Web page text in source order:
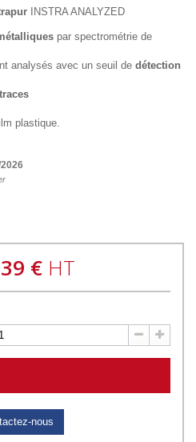
INSTRA ANALYZED
par spectrométrie de
analysés avec un seuil de détection
plastique.
€HT
nous